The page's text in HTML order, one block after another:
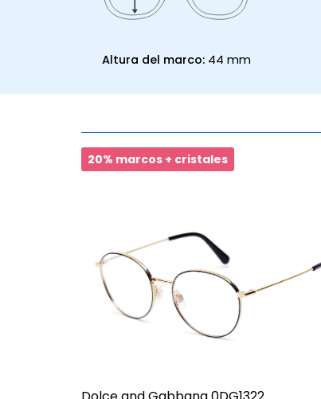
Altura del marco: 44 mm
20% marcos + cristales